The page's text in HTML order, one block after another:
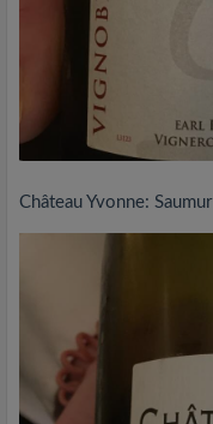
Château Yvonne: